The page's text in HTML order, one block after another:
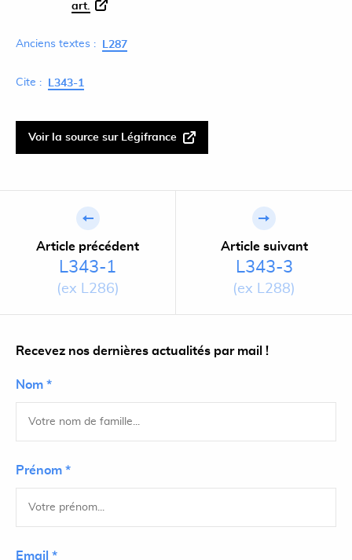
art.
Anciens textes : L287
Cite : L343-1
Voir la source sur Légifrance
Article précédent
L343-1
(ex L286)
Article suivant
L343-3
(ex L288)
Recevez nos dernières actualités par mail !
Nom *
Prénom *
Email *